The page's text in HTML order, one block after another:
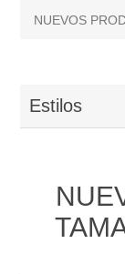
NUEVOS
Estilos